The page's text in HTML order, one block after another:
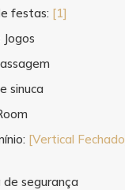
festas: [1]
sinuca
[Vertical
de segurança